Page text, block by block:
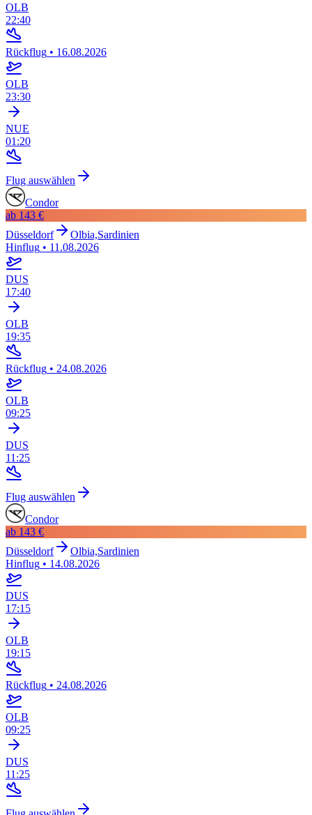
OLB
22:40
Rückflug • 16.08.2026
OLB
23:30
NUE
01:20
Flug auswählen
Condor
ab 143 €
Düsseldorf
Olbia,Sardinien
Hinflug • 11.08.2026
DUS
17:40
OLB
19:35
Rückflug • 24.08.2026
OLB
09:25
DUS
11:25
Flug auswählen
Condor
ab 143 €
Düsseldorf
Olbia,Sardinien
Hinflug • 14.08.2026
DUS
17:15
OLB
19:15
Rückflug • 24.08.2026
OLB
09:25
DUS
11:25